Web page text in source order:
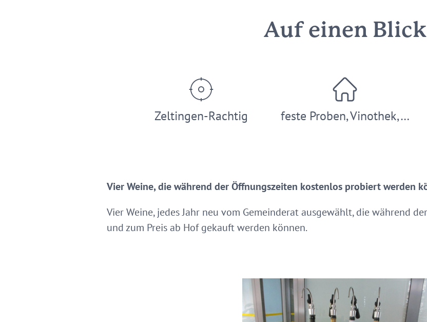
Auf einen Blick
Zeltingen-Rachtig feste Proben, Vinothek,…
Vier Weine, die während der Öffnungszeiten kostenlos probiert werden
Vier Weine, jedes Jahr neu vom Gemeinderat ausgewählt, die während
und zum Preis ab Hof gekauft werden können.